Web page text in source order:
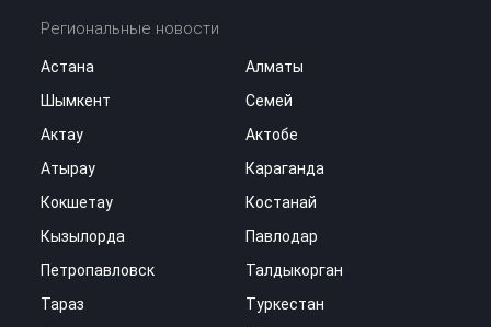
Региональные новости
Астана
Алматы
Шымкент
Семей
Актау
Актобе
Атырау
Караганда
Кокшетау
Костанай
Кызылорда
Павлодар
Петропавловск
Талдыкорган
Тараз
Туркестан